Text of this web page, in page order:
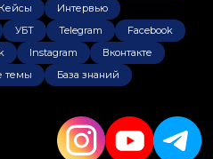
Кейсы
Интервью
УБТ Telegram
Facebook
Instagram
Вконтакте
темы База знаний